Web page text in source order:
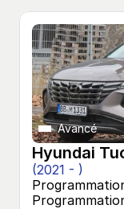
Avancé
Hyundai
(2021 - )